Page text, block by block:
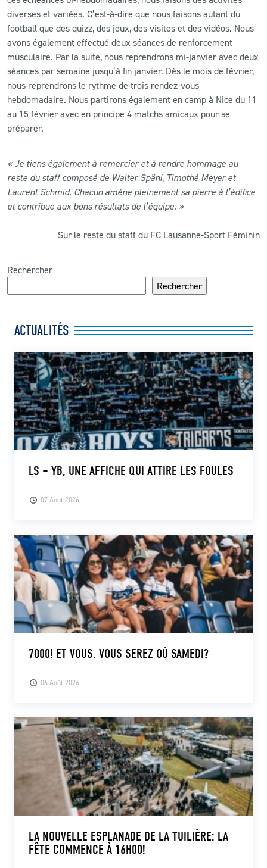
diverses et variées. C’est-à-dire que nous faisons autant du
football que des quizz, des jeux, des visites et des vidéos. Nous
avons également effectué deux séances de renforcement
musculaire. Par la suite, nous reprendrons mi-janvier avec deux
séances par semaine jusqu’à fin janvier. Dès le mois de février,
nous reprendrons le rythme de trois rendez-vous
hebdomadaire. Nous partirons également en camp à Nice du 11
au 15 février avec en principe 4 matchs amicaux pour se
préparer.
« Je tiens également à remercier et à rendre hommage au
reste du staff composé de Walter Späni, Timothé Meyer et
Laurent Schmid. Chacun amène pleinement sa pierre à l’édifice
et contribue aux bons résultats de l’équipe. »
Sur le reste du staff du FC Lausanne-Sport Féminin
Rechercher
Rechercher
ACTUALITÉS
07 Août 2026
LS – YB, UNE AFFICHE QUI ATTIRE LES FOULES
06 Août 2026
7000! ET VOUS, VOUS SEREZ OÙ SAMEDI?
LA NOUVELLE ESPLANADE DE LA TUILIÈRE: LA
FÊTE COMMENCE À 16H00!